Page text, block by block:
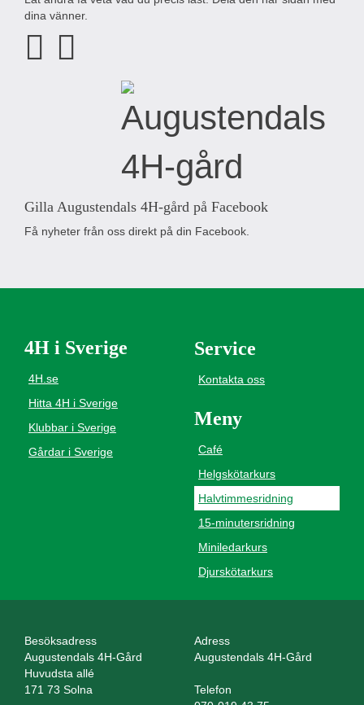
dina vänner.
Gilla Augustendals 4H-gård på Facebook
Få nyheter från oss direkt på din Facebook.
4H i Sverige
4H.se
Hitta 4H i Sverige
Klubbar i Sverige
Gårdar i Sverige
Service
Kontakta oss
Meny
Café
Helgskötarkurs
Halvtimmesridning
15-minutersridning
Miniledarkurs
Djurskötarkurs
Besöksadress
Augustendals 4H-Gård
Huvudsta allé
171 73 Solna
Adress
Augustendals 4H-Gård
Telefon